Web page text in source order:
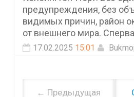
предупреждения, без
видимых причин, район
от внешнего мира.
17.02.2025 15:01
← Предыдущая